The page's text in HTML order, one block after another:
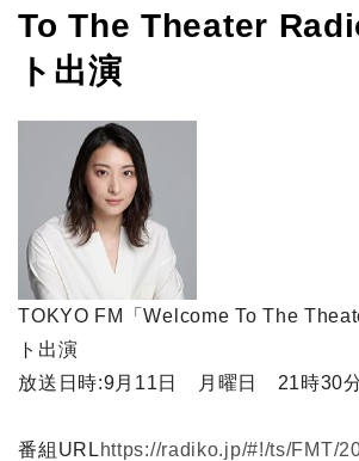
To The Theater
ト出演
TOKYO FM「Welcome To The
ト出演
放送日時:9月11日 月曜日 21時
番組URL https://radiko.jp/#!/ts/FMT/